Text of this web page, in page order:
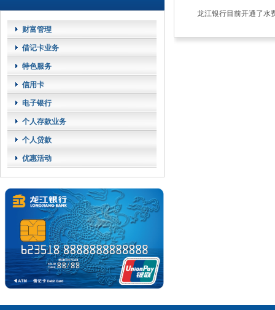
财富管理
借记卡业务
特色服务
信用卡
电子银行
个人存款业务
个人贷款
优惠活动
龙江银行目前开通了水